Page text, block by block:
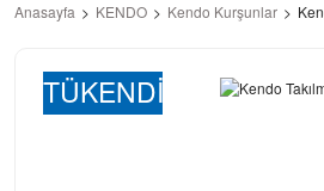
Anasayfa KENDO Kendo Kurşunlar
TÜKENDİ